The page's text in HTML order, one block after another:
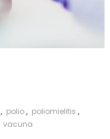
, polio, poliomielitis ,
vacuna